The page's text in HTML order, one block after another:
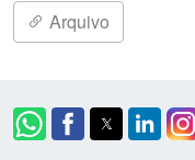
Arquivo